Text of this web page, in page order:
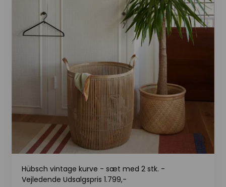
Hübsch vintage kurve - sæt med 2 stk. -
Vejledende Udsalgspris 1.799,-